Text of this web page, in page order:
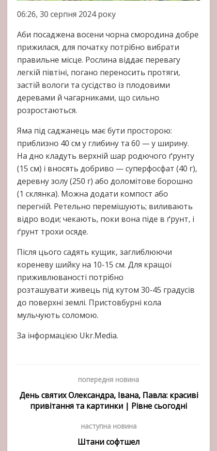
06:26, 30 серпня 2024 року
Аби посаджена восени чорна смородина добре
прижилася, для початку потрібно вибрати
правильне місце. Рослина віддає перевагу
легкій півтіні, погано переносить протяги,
застій вологи та сусідство із плодовими
деревами й чагарниками, що сильно
розростаються.
Яма під саджанець має бути просторою:
приблизно 40 см у глибину та 60 — у ширину.
На дно кладуть верхній шар родючого ґрунту
(15 см) і вносять добриво — суперфосфат (40 г),
деревну золу (250 г) або доломітове борошно
(1 склянка). Можна додати компост або
перегній. Ретельно перемішують; виливають
відро води; чекають, поки вона піде в ґрунт, і
ґрунт трохи осяде.
Після цього садять кущик, заглиблюючи
кореневу шийку на 10-15 см. Для кращої
приживлюваності потрібно
розташувати живець під кутом 30-45 градусів
до поверхні землі. Пристовбурні кола
мульчують соломою.
За інформацією Ukr.Media.
попередня новина
День святих Олександра, Івана, Павла: красиві
привітання та картинки | Рівне сьогодні
наступна новина
Штани софтшел